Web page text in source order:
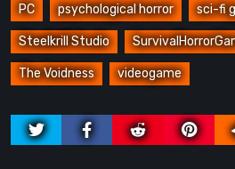
PC psychological horror sci-fi
Steelkrill Studio
The Voidness videogame